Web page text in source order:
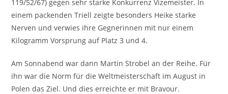
119/52/67) gegen sehr starke Konkurrenz Vizemeister. In
einem packenden Triell zeigte besonders Heike starke
Nerven und verwies ihre Gegnerinnen mit nur einem
Kilogramm Vorsprung auf Platz 3 und 4.
Am Sonnabend war dann Martin Strobel an der Reihe. Für
ihn war die Norm für die Weltmeisterschaft im August in
Polen das Ziel. Und dies erreichte er mit Bravour.